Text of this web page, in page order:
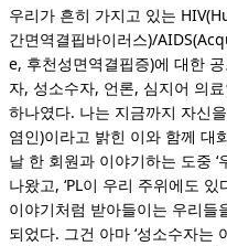
우리가 흔히 가지고 있는
간면역결핍바이러스)/
e, 후천성면역결핍증)에 대한
자, 성소수자, 언론, 심지어 의
하나였다. 나는 지금까지 자신
염인)이라고 밝힌 이와 함께 대
날 한 회원과 이야기하는 도중
나왔고, ‘PL이 우리 주위에도
이야기처럼 받아들이는 우리들
되었다. 그건 아마 ‘성소수자는